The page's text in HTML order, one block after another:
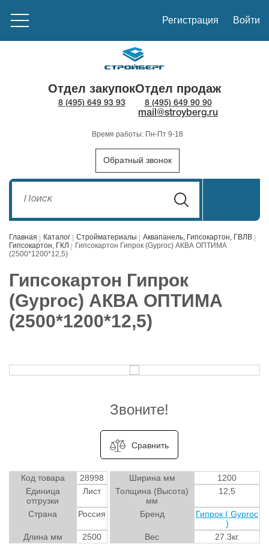
Регистрация Войти
Отдел закупок
8 (495) 649 93 93
Отдел продаж
8 (495) 649 90 90
mail@stroyberg.ru
Время работы: Пн-Пт 9-18
Обратный звонок
Главная Каталог Стройматериалы
Аквапанель, Гипсокартон, ГВЛВ
Гипсокартон, ГКЛ
Гипсокартон Гипрок (Gyproc) АКВА ОПТИМА
(2500*1200*12,5)
Гипсокартон Гипрок
(Gyproc) АКВА ОПТИМА
(2500*1200*12,5)
Звоните!
Сравнить
Код товара 28998 Ширина мм
1200
Единица
отгрузки
Лист
Толщина (Высота)
мм
12,5
Страна Россия Бренд
Гипрок ( Gyproc
)
Длина мм
2500 Вес 27.3кг.